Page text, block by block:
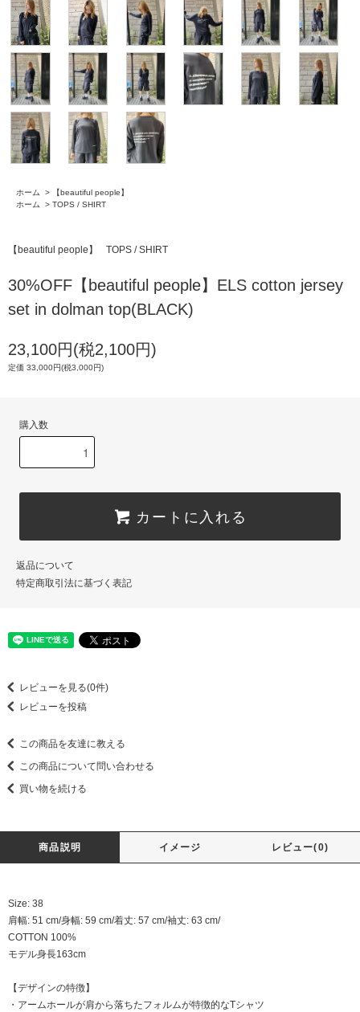
ホーム >
【beautiful people】
ホーム
> TOPS / SHIRT
【beautiful people】 TOPS / SHIRT
30%OFF【beautiful people】ELS cotton jersey
set in dolman top(BLACK)
23,100円(税2,100円)
定価 33,000円(税3,000円)
購入数
カートに入れる
返品について
特定商取引法に基づく表記
レビューを見る(0件)
レビューを投稿
この商品を友達に教える
この商品について問い合わせる
買い物を続ける
商品説明 イメージ レビュー(0)
Size: 38
肩幅: 51 cm/身幅: 59 cm/着丈: 57 cm/袖丈: 63 cm/
COTTON 100%
モデル身長163cm
【デザインの特徴】
・アームホールが肩から落ちたフォルムが特徴的なTシャツ